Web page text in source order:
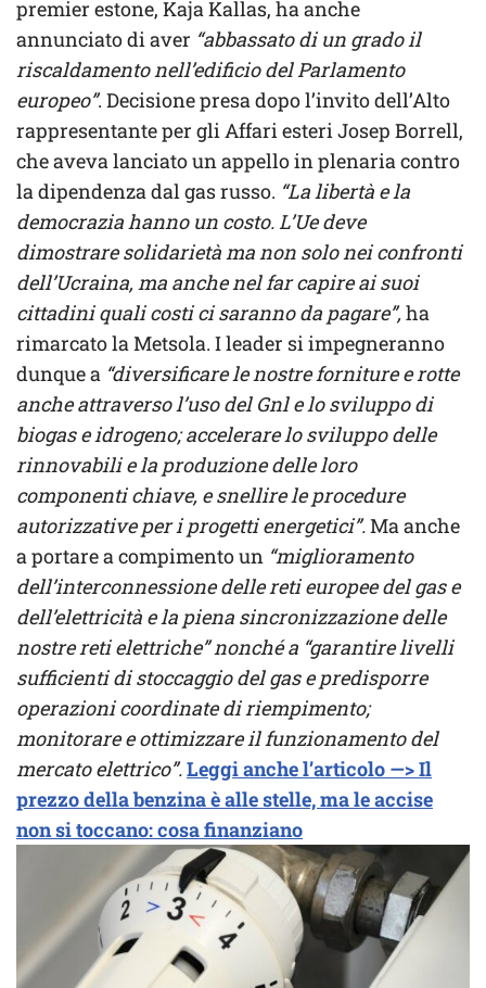
premier estone, Kaja Kallas, ha anche
annunciato di aver “abbassato di un grado il
riscaldamento nell’edificio del Parlamento
europeo”. Decisione presa dopo l’invito dell’Alto
rappresentante per gli Affari esteri Josep Borrell,
che aveva lanciato un appello in plenaria contro
la dipendenza dal gas russo. “La libertà e la
democrazia hanno un costo. L’Ue deve
dimostrare solidarietà ma non solo nei confronti
dell’Ucraina, ma anche nel far capire ai suoi
cittadini quali costi ci saranno da pagare”,ha
rimarcato la Metsola. I leader si impegneranno
dunque a “diversificare le nostre forniture e rotte
anche attraverso l’uso del Gnl e lo sviluppo di
biogas e idrogeno; accelerare lo sviluppo delle
rinnovabili e la produzione delle loro
componenti chiave, e snellire le procedure
autorizzative per i progetti energetici”.Ma anche
a portare a compimento un “miglioramento
dell’interconnessione delle reti europee del gas e
dell’elettricità e la piena sincronizzazione delle
nostre reti elettriche” nonché a “garantire livelli
sufficienti di stoccaggio del gas e predisporre
operazioni coordinate di riempimento;
monitorare e ottimizzare il funzionamento del
mercato elettrico”.Leggi anche l’articolo —> Il
prezzo della benzina è alle stelle, ma le accise
non si toccano: cosa finanziano